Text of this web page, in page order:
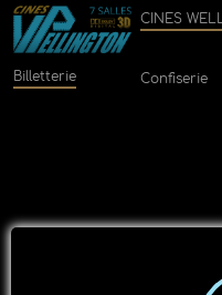
CINES
Billetterie Confiserie